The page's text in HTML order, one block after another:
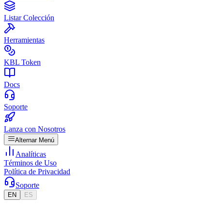
Listar Colección
Herramientas
KBL Token
Docs
Soporte
Lanza con Nosotros
Alternar Menú
Analíticas
Términos de Uso
Política de Privacidad
Soporte
EN ES